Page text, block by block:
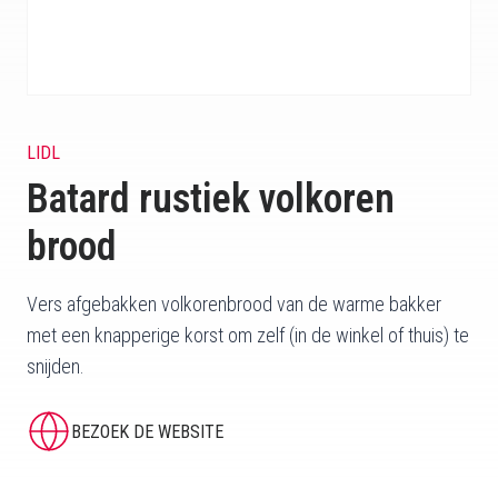
LIDL
Batard rustiek volkoren
brood
Vers afgebakken volkorenbrood van de warme bakker
met een knapperige korst om zelf (in de winkel of thuis) te
snijden.
BEZOEK DE WEBSITE